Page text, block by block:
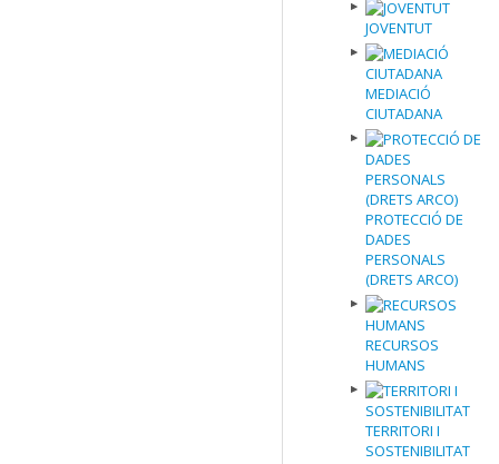
JOVENTUT
MEDIACIÓ
CIUTADANA
PROTECCIÓ DE
DADES
PERSONALS
(DRETS ARCO)
RECURSOS
HUMANS
TERRITORI I
SOSTENIBILITAT